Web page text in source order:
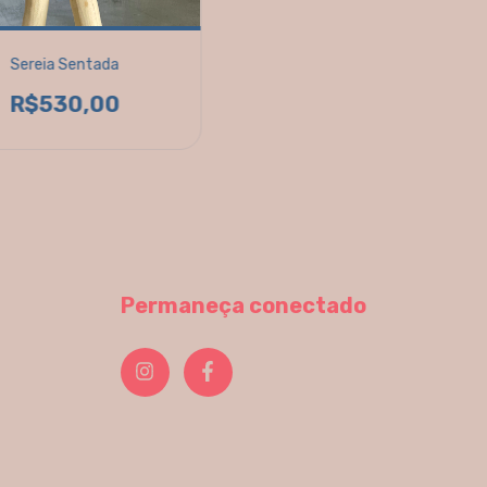
Sereia Sentada
R$530,00
Permaneça conectado